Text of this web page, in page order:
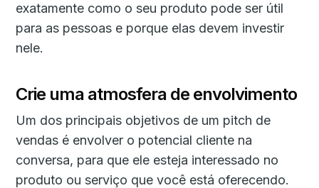
exatamente como o seu produto pode ser útil
para as pessoas e porque elas devem investir
nele.
Crie uma atmosfera de envolvimento
Um dos principais objetivos de um pitch de
vendas é envolver o potencial cliente na
conversa, para que ele esteja interessado no
produto ou serviço que você está oferecendo.